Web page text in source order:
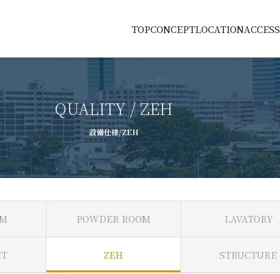
TOPCONCEPTLOCATIONACCESS
QUALITY / ZEH
設備仕様/ZEH
POWDER ROOM LAVATORY
ZEH STRUCTURE